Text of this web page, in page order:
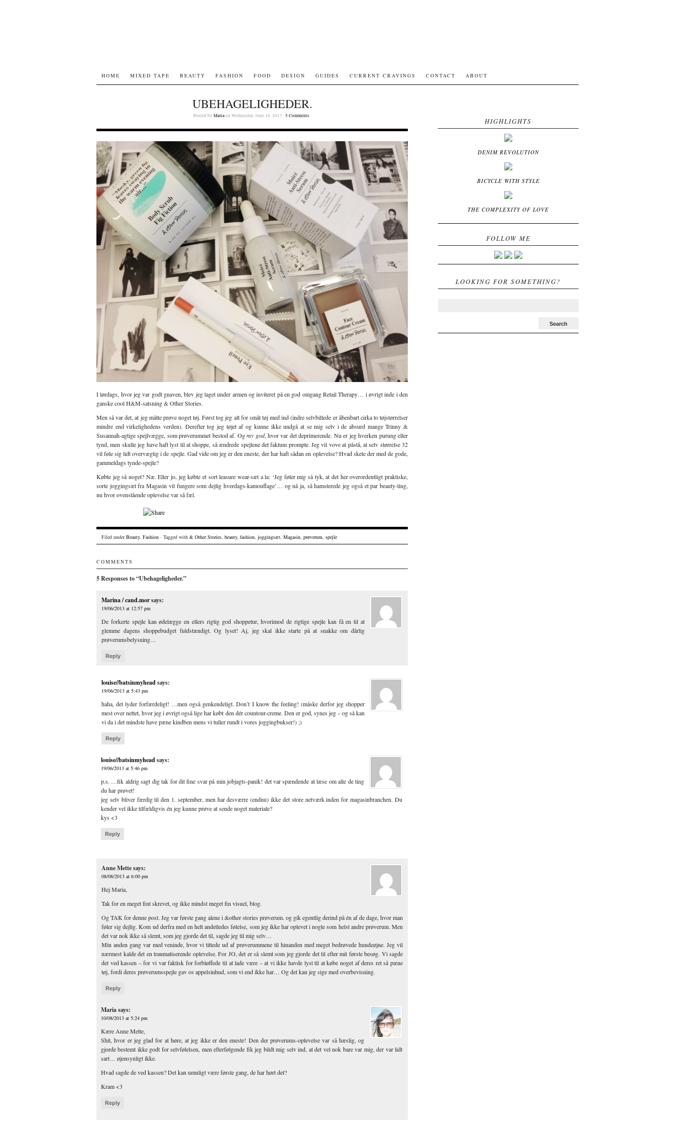
HOME MIXED TAPE BEAUTY FASHION FOOD DESIGN GUIDES CURRENT CRAVINGS CONTACT ABOUT
UBEHAGELIGHEDER.
Posted by Mariaon Wednesday, June 19, 2013 ·5 Comments
I lørdags, hvor jeg var godt gnaven, blev jeg taget under armen og inviteret på en god omgang Retail Therapy… i øvrigt inde i den
ganske cool H&M-satsning & Other Stories.
Men så var det, at jeg måtte prøve noget tøj. Først tog jeg alt for småt tøj med ind (indre selvbillede er åbenbart cirka to tøjstørrelser
mindre end virkelighedens verden). Derefter tog jeg tøjet af og kunne ikke undgå at se mig selv i de absurd mange Trinny &
Susannah-agtige spejlvægge, som prøverummet bestod af. Ogmy god, hvor var det deprimerende. Nu er jeg hverken purung eller
tynd, men skulle jeg have haft lyst til at shoppe, så ændrede spejlene det faktum prompte. Jeg vil vove at påstå, at selv størrelse 32
vil føle sig lidt overvægtig i de spejle. Gad vide om jeg er den eneste, der har haft sådan en oplevelse? Hvad skete der med de gode,
gammeldags tynde-spejle?
Købte jeg så noget? Næ. Eller jo, jeg købte et sort leasure wear-sæt a la: ‘Jeg føler mig så tyk, at det her overordentligt praktiske,
sorte joggingsæt fra Magasin vil fungere som dejlig hverdags-kamouflage’… og nå ja, så hamsterede jeg også et par beauty-ting,
nu hvor ovenstående oplevelse var så fæl.
Filed underBeauty, Fashion · Tagged with & Other Stories, beauty, fashion, joggingsæt, Magasin, prøverum, spejle
COMMENTS
5 Responses to “Ubehageligheder.”
Marina / cand.morsays:
19/06/2013 at 12:57 pm
De forkerte spejle kan ødelægge en ellers rigtig god shoppetur, hvorimod de rigtige spejle kan få en til at
glemme dagens shoppebudget fuldstændigt. Og lyset! Aj, jeg skal ikke starte på at snakke om dårlig
prøverumsbelysning…
Reply
louise//batsinmyheadsays:
19/06/2013 at 5:43 pm
haha, det lyder forfærdeligt! …men også genkendeligt. Don’t I know the feeling! (måske derfor jeg shopper
mest over nettet, hvor jeg i øvrigt også lige har købt den dér countour-creme. Den er god, synes jeg – og så kan
vi da i det mindste have pæne kindben mens vi tuller rundt i vores joggingbukser!) ;)
Reply
louise//batsinmyheadsays:
19/06/2013 at 5:46 pm
p.s. …fik aldrig sagt dig tak for dit fine svar på min jobjagts-panik! det var spændende at læse om alle de ting
du har prøvet!
jeg selv bliver færdig til den 1. september, men har desværre (endnu) ikke det store netværk inden for magasinbranchen. Du
kender vel ikke tilfældigvis én jeg kunne prøve at sende noget materiale?
kys <3
Reply
Anne Mettesays:
08/08/2013 at 6:00 pm
Hej Maria,
Tak for en meget fint skrevet, og ikke mindst meget fin visuel, blog.
Og TAK for denne post. Jeg var første gang alene i &other stories prøverum. og gik egentlig derind på én af de dage, hvor man
føler sig dejlig. Kom ud derfra med en helt andetledes følelse, som jeg ikke har oplevet i nogle som helst andre prøverum. Men
det var nok ikke så slemt, som jeg gjorde det til, sagde jeg til mig selv…
Min anden gang var med veninde, hvor vi tittede ud af prøverummene til hinanden med meget bedrøvede hundeøjne. Jeg vil
nærmest kalde det en traumatiserende oplevelse. For JO, det er så slemt som jeg gjorde det til efter mit første besøg. Vi sagde
det ved kassen – for vi var faktisk for forbløffede til at lade være – at vi ikke havde lyst til at købe noget af deres ret så pæne
tøj, fordi deres prøverumsspejle gav os appelsinhud, som vi end ikke har… Og det kan jeg sige med overbevisning.
Reply
Mariasays:
10/08/2013 at 5:24 pm
Kære Anne Mette,
Shit, hvor er jeg glad for at høre, at jeg ikke er den eneste! Den der prøverums-oplevelse var så hæslig, og
gjorde bestemt ikke godt for selvfølelsen, men efterfølgende fik jeg bildt mig selv ind, at det vel nok bare var mig, der var lidt
sart… øjensynligt ikke.
Hvad sagde de ved kassen? Det kan umuligt være første gang, de har hørt det?
Kram <3
Reply
HIGHLIGHTS
DENIM REVOLUTION
BICYCLE WITH STYLE
THE COMPLEXITY OF LOVE
FOLLOW ME
LOOKING FOR SOMETHING?